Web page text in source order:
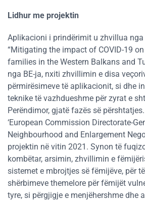
Lidhur me projektin
Aplikacioni i prindërimit u zhvillua nga
“Mitigating the impact of COVID-19
families in the Western Balkans and
nga BE-ja, nxiti zhvillimin e disa
përmirësimeve të aplikacionit, si dhe
teknike të vazhdueshme për zyrat e
Perëndimor, gjatë fazës së përshtatjes.
‘European Commission Directorate-
Neighbourhood and Enlargement
projektin në vitin 2021. Synon të
kombëtar, arsimin, zhvillimin e
sistemet e mbrojtjes së fëmijëve, për
shërbimeve themelore për fëmijët
tyre, si përgjigje e menjëhershme dhe